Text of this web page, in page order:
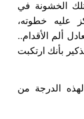
تلك الخشونة في
عليه خطوته،
ألم الأقدام..
بأنك ارتكبت
الدرجة من